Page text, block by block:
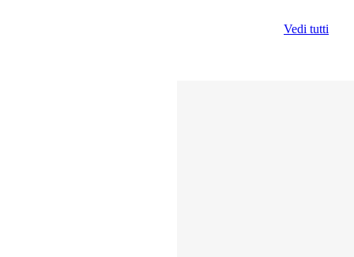
Vedi tutti